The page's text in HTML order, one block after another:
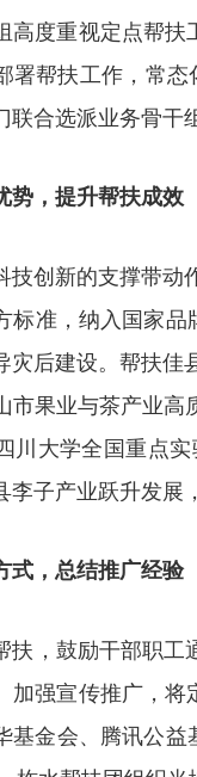
高度重视定点帮
署帮扶工作，常态
联合选派业务骨干
势，提升帮扶成效
技创新的支撑带动
标准，纳入国家
灾后建设。帮扶
市果业与茶产业高
川大学全国重点
李子产业跃升发展
式，总结推广经验
扶，鼓励干部职工
加强宣传推广，
基金会、腾讯公